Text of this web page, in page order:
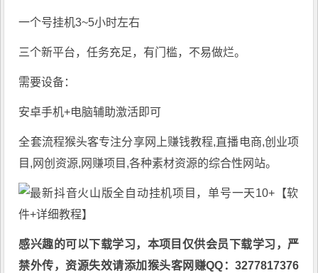
一个号挂机3~5小时左右
三个新平台，任务充足，有门槛，不易做烂。
需要设备：
安卓手机+电脑辅助激活即可
全套流程猴头客专注分享网上赚钱教程,直播电商,创业项
目,网创资源, 网赚项目 ,各种素材资源的综合性网站。
感兴趣的可以下载学习，本项目仅供会员下载学习，严
禁外传，资源失效请添加猴头客网赚QQ：3277817376